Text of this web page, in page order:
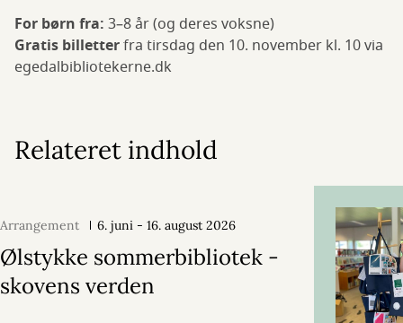
For børn fra: 3–8 år (og deres voksne)
Gratis billetterfra tirsdag den 10. november kl. 10 via
egedalbibliotekerne.dk
Relateret indhold
Arrangement 6. juni - 16. august 2026
Ølstykke sommerbibliotek -
skovens verden